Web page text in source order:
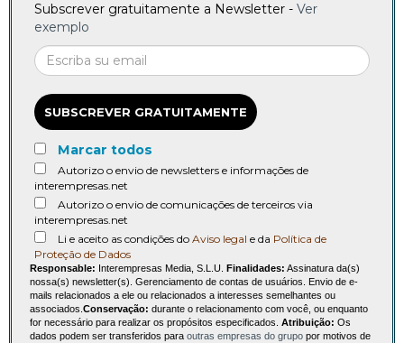
Subscrever gratuitamente a Newsletter - Ver
exemplo
SUBSCREVER GRATUITAMENTE
Marcar todos
Autorizo o envio de newsletters e informações de
interempresas.net
Autorizo o envio de comunicações de terceiros via
interempresas.net
Li e aceito as condições do Aviso legal e da Política de
Proteção de Dados
Responsable: Interempresas Media, S.L.U. Finalidades: Assinatura da(s)
nossa(s) newsletter(s). Gerenciamento de contas de usuários. Envio de e-
mails relacionados a ele ou relacionados a interesses semelhantes ou
associados. Conservação: durante o relacionamento com você, ou enquanto
for necessário para realizar os propósitos especificados. Atribuição: Os
dados podem ser transferidos para outras empresas do grupo por motivos de